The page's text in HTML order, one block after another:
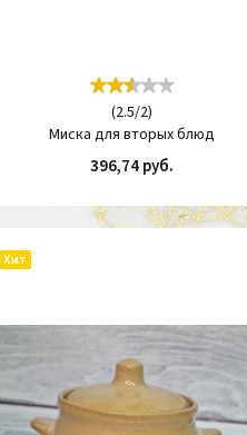
(2.5/2)
Миска для вторых блюд
396,74 руб.
Хит